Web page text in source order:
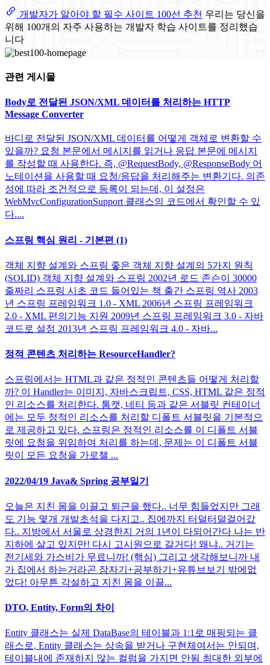
개발자가 알아야 할 필수 사이트 100선 추천 우리는 당신을
위해 100개의 자주 사용하는 개발자 학습 사이트를 정리했습
니다
관련 게시물
Body로 전달된 JSON/XML 데이터를 처리하는 HTTP
Message Converter
바디로 전달된 JSON/XML 데이터를 어떻게 객체로 변환할 수
있을까? 요청 본문에서 메시지를 읽거나 응답 본문에 메시지
를 작성할 때 사용한다. 즉, @RequestBody, @ResponseBody 어
노테이션을 사용할 때 요청/응답을 처리해주는 변환기다. 의존
성에 따라 조건적으로 등록이 되는데, 이 설정은
WebMvcConfigurationSupport 클래스의 코드에서 확인할 수 있
다....
스프링 핵심 원리 - 기본편 (1)
객체 지향 설계와 스프링 좋은 객체 지향 설계의 5가지 원칙
(SOLID) 객체 지향 설계와 스프링 2002년 로드 존슨이 30000
줄짜리 스프링 시초 코드 들어있는 책 출간 스프링 역사 2003
년 스프링 프레임워크 1.0 - XML 2006년 스프링 프레임워크
2.0 - XML 편의기능 지원 2009년 스프링 프레임워크 3.0 - 자바
코드로 설정 2013년 스프링 프레임워크 4.0 - 자바...
정적 콘텐츠 처리하는 ResourceHandler?
스프링에서는 HTML과 같은 정적인 콘텐츠들 어떻게 처리할
까? 이 Handler는 이미지, 자바스크립트, CSS, HTML 같은 정적
인 리소스를 처리한다. 톰캣, 네티 등과 같은 서블릿 컨테이너
에는 모두 정적인 리소스를 처리할 디폴트 서블릿을 기본적으
로 제공하고 있다. 스프링은 정적인 리소스를 이 디폴트 서블
릿에 요청을 위임하여 처리를 하는데, 문제는 이 디폴트 서블
릿이 모든 요청을 가로챌 ...
2022/04/19 Java& Spring 공부일기
오늘은 지친 몸을 이끌고 퇴근을 했다.. 너무 힘들었지만 그래
도 기능 몇개 개발초석을 다지고.. 집에까지 터덜터덜걸어갔
다.. 지방에서 서울로 상경한지 거의 1년이 다되어간다 나는 반
지하에 살고 있지만! 다시 고시원으로 갈거다! 왜냐.. 거기는
전기세와 가스비가 무료니까! (핵심) 그리고 생각해보니까 내
가 집에서 하는거라곤 잠자기+공부하기+유튜브보기 밖에없
었다! 아무튼 각설하고 지친 몸을 이끌...
DTO, Entity, Form의 차이
Entity 클래스는 실제 DataBase의 테이블과 1:1로 매핑되는 클
래스로, Entity 클래스는 상속을 받거나 구현체여서는 안되며,
테이블내에 존재하지 않는 컬럼을 가지면 안됨 최대한 외부에